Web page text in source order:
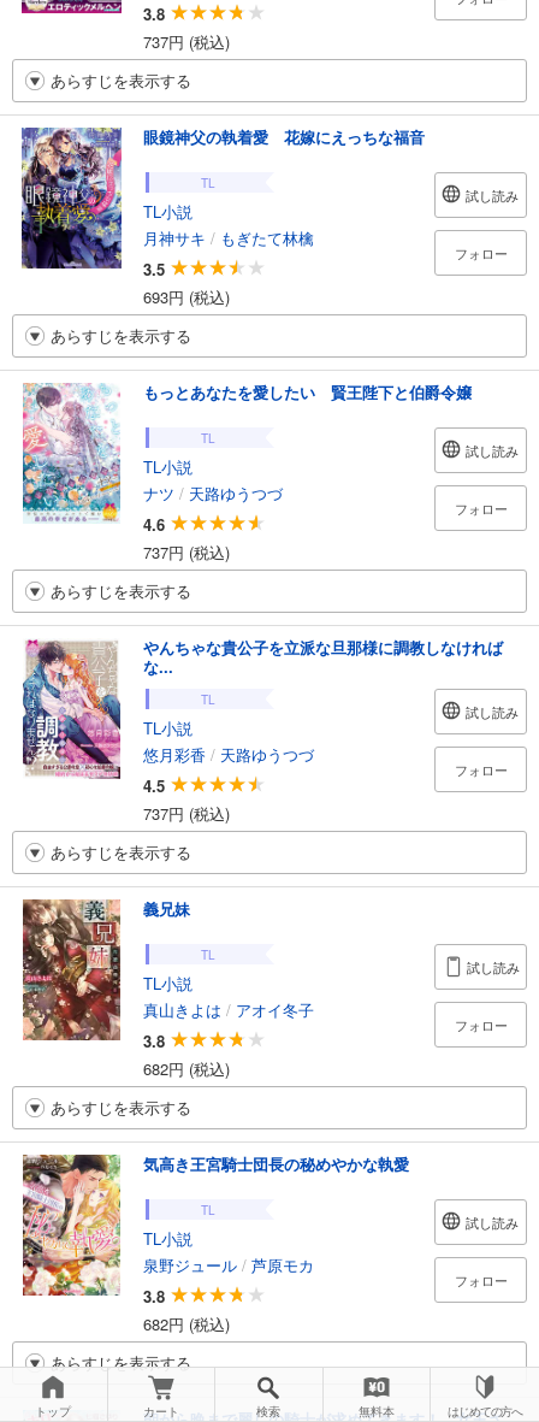
3.8
737円 (税込)
あらすじを表示する
眼鏡神父の執着愛 花嫁にえっちな福音
TL
TL小説
月神サキ / もぎたて林檎
3.5
693円 (税込)
試し読み
フォロー
あらすじを表示する
もっとあなたを愛したい 賢王陛下と伯爵令嬢
TL
TL小説
ナツ / 天路ゆうつづ
4.6
737円 (税込)
試し読み
フォロー
あらすじを表示する
やんちゃな貴公子を立派な旦那様に調教しなければ
な...
TL
TL小説
悠月彩香 / 天路ゆうつづ
4.5
737円 (税込)
試し読み
フォロー
あらすじを表示する
義兄妹
TL
TL小説
真山きよは / アオイ冬子
3.8
682円 (税込)
試し読み
フォロー
あらすじを表示する
気高き王宮騎士団長の秘めやかな執愛
TL
TL小説
泉野ジュール / 芦原モカ
3.8
682円 (税込)
試し読み
フォロー
あらすじを表示する
トップ カート 検索 無料本 はじめての方へ